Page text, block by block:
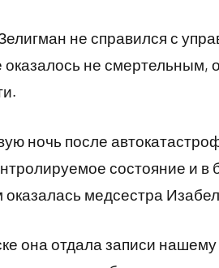
не справился с
не смертельным,
ночь после
состояние и в
оказалась медсестра
она отдала записи